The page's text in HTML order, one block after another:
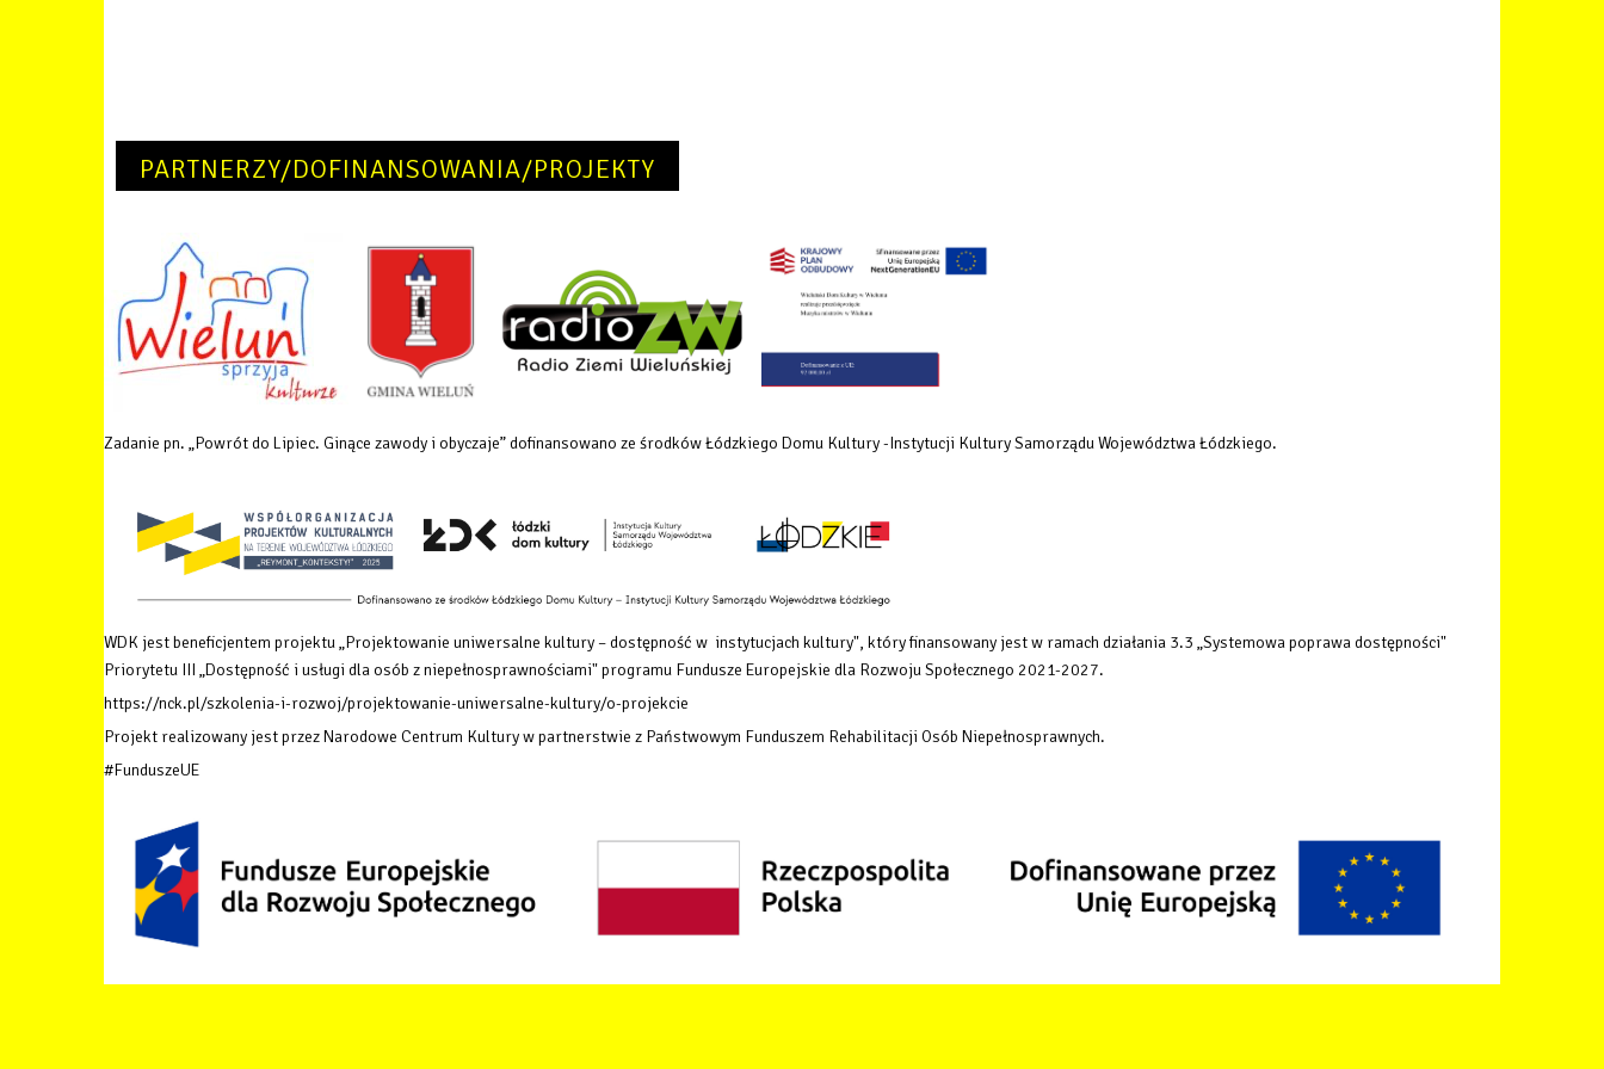
PARTNERZY/DOFINANSOWANIA/PROJEKTY
Zadanie pn. „Powrót do Lipiec. Ginące zawody i obyczaje” dofinansowano ze środków Łódzkiego Domu Kultury -Instytucji Kultury Samorządu Województwa Łódzkiego.
WDK jest beneficjentem projektu „Projektowanie uniwersalne kultury – dostępność w instytucjach kultury", który finansowany jest w ramach działania 3.3 „Systemowa poprawa dostępności"
Priorytetu III „Dostępność i usługi dla osób z niepełnosprawnościami" programu Fundusze Europejskie dla Rozwoju Społecznego 2021-2027.
https://nck.pl/szkolenia-i-rozwoj/projektowanie-uniwersalne-kultury/o-projekcie
Projekt realizowany jest przez Narodowe Centrum Kultury w partnerstwie z Państwowym Funduszem Rehabilitacji Osób Niepełnosprawnych.
#FunduszeUE